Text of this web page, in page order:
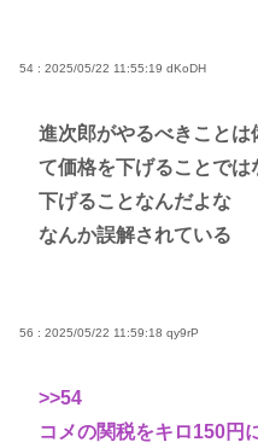
54 : 2025/05/22 11:55:19 dKoDH
進次郎がやるべきことは
て価格を下げることで
下げることなんだよな
なんか誤解されている
56 : 2025/05/22 11:59:18 qy9rP
>>54
コメの関税をキロ150円